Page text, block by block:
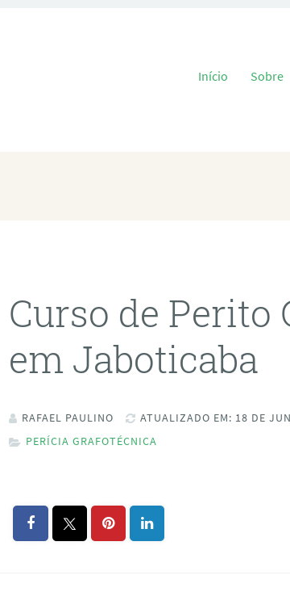
Pular para o
Início Sobre
Curso de Perito
em Jaboticaba
RAFAEL PAULINO
ATUALIZADO EM: 18 DE
PERÍCIA GRAFOTÉCNICA